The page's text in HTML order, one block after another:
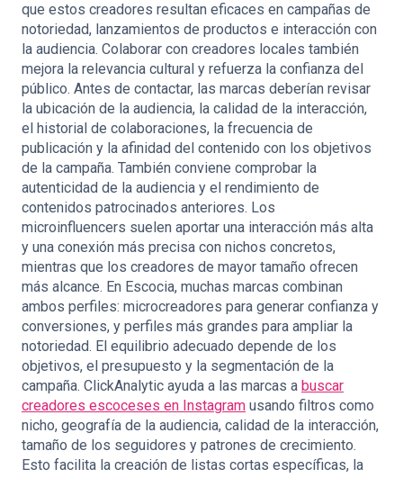
que estos creadores resultan eficaces en campañas de
notoriedad, lanzamientos de productos e interacción con
la audiencia. Colaborar con creadores locales también
mejora la relevancia cultural y refuerza la confianza del
público. Antes de contactar, las marcas deberían revisar
la ubicación de la audiencia, la calidad de la interacción,
el historial de colaboraciones, la frecuencia de
publicación y la afinidad del contenido con los objetivos
de la campaña. También conviene comprobar la
autenticidad de la audiencia y el rendimiento de
contenidos patrocinados anteriores. Los
microinfluencers suelen aportar una interacción más alta
y una conexión más precisa con nichos concretos,
mientras que los creadores de mayor tamaño ofrecen
más alcance. En Escocia, muchas marcas combinan
ambos perfiles: microcreadores para generar confianza y
conversiones, y perfiles más grandes para ampliar la
notoriedad. El equilibrio adecuado depende de los
objetivos, el presupuesto y la segmentación de la
campaña. ClickAnalytic ayuda a las marcas a buscar
creadores escoceses en Instagram usando filtros como
nicho, geografía de la audiencia, calidad de la interacción,
tamaño de los seguidores y patrones de crecimiento.
Esto facilita la creación de listas cortas específicas, la